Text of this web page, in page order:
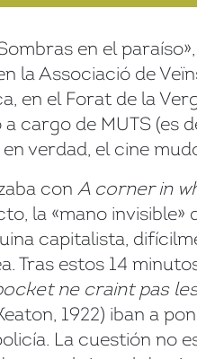
en el
la Associació de
en el Forat de la
cargo de MUTS (es
verdad, el cine
con A corner in
la «mano
capitalista,
Tras estos 14
ne craint pas
1922) iban a
La cuestión no